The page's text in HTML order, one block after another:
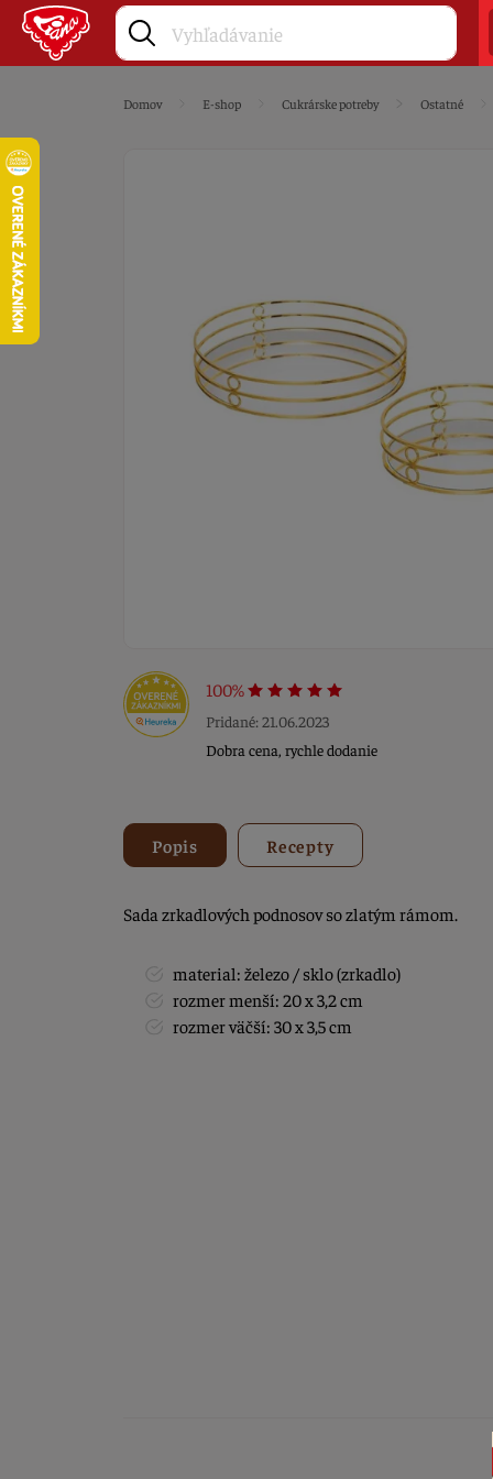
Domov E-shop Cukrárske potreby Ostatné
100%
Pridané: 21.06.2023
Dobra cena, rychle dodanie
Popis Recepty
Sada zrkadlových podnosov so zlatým rámom.
material: železo / sklo (zrkadlo)
rozmer menší: 20 x 3,2 cm
rozmer väčší: 30 x 3,5 cm